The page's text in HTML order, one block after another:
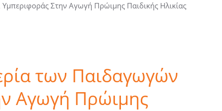
Στην Αγωγή Πρώιµης Παιδικής Ηλικίας
των Παιδαγωγών
Αγωγή Πρώιµης